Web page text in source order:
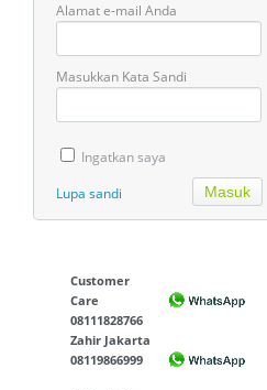
Alamat e-mail Anda
Masukkan Kata Sandi
Ingatkan saya
Lupa sandi
Customer
Care
08111828766
Zahir Jakarta
08119866999